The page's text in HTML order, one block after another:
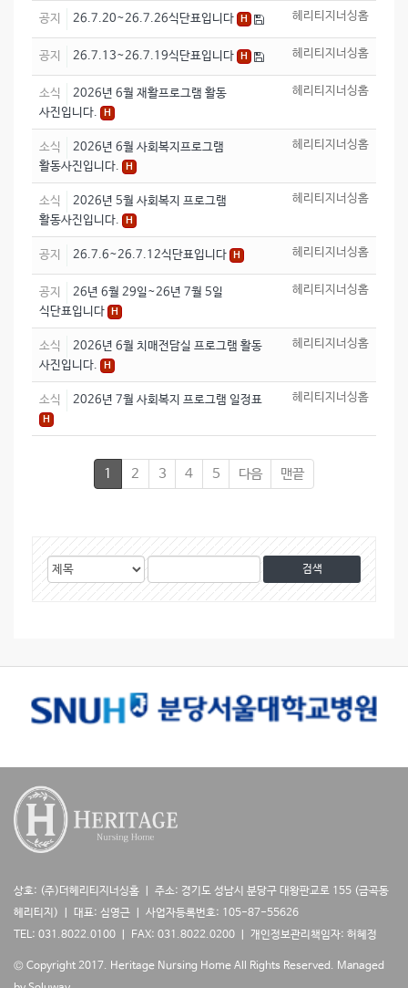
공지 26.7.20~26.7.26식단표입니다 H 헤리티지너싱홈
공지 26.7.13~26.7.19식단표입니다 H 헤리티지너싱홈
소식
2026년 6월 재활프로그램 활동
사진입니다.
H
헤리티지너싱홈
소식
2026년 6월 사회복지프로그램
활동사진입니다.
H
헤리티지너싱홈
소식
2026년 5월 사회복지 프로그램
활동사진입니다.
H
헤리티지너싱홈
공지 26.7.6~26.7.12식단표입니다 H 헤리티지너싱홈
공지
26년 6월 29일~26년 7월 5일
식단표입니다
H
헤리티지너싱홈
소식
2026년 6월 치매전담실 프로그램 활동
사진입니다.
H
헤리티지너싱홈
소식 2026년 7월 사회복지 프로그램 일정표
H
헤리티지너싱홈
1 2 3 4 5 다음 맨끝
게
시
검
색
색
상호: (주)더헤리티지너싱홈 ㅣ 주소: 경기도 성남시 분당구 대왕판교로 155 (금곡동
헤리티지) ㅣ 대표: 심영근 ㅣ 사업자등록번호: 105-87-55626
TEL: 031.8022.0100 ㅣ FAX: 031.8022.0200 ㅣ 개인정보관리책임자: 허혜정
© Copyright 2017. Heritage Nursing Home All Rights Reserved. Managed